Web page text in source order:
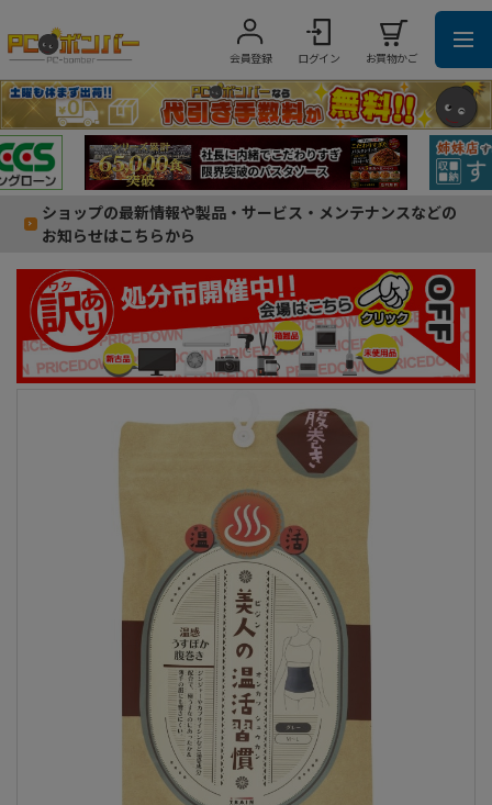
会員登録 ログイン お買物かご
ショップの最新情報や製品・サービス・メンテナンスなどの
お知らせはこちらから